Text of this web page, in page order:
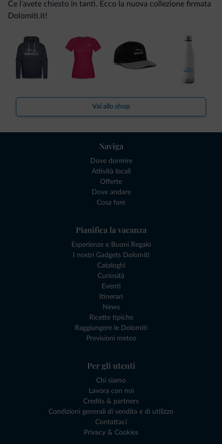
Ce l'avete chiesto in tanti. Ecco la nuova collezione firmata
Dolomiti.it!
Vai allo shop
Naviga
Dove dormire
Attività locali
Offerte
Dove andare
Cosa fare
Pianifica la vacanza
Esperienze e Buoni Regalo
I nostri Gadgets Dolomiti
Cataloghi
Curiosità
Eventi
Itinerari
News
Ricette tipiche
Raggiungere le Dolomiti
Previsioni meteo
Per gli utenti
Chi siamo
Lavora con noi
Credits & partners
Condizioni generali di vendita e di utilizzo
Contattaci
Privacy & Cookies